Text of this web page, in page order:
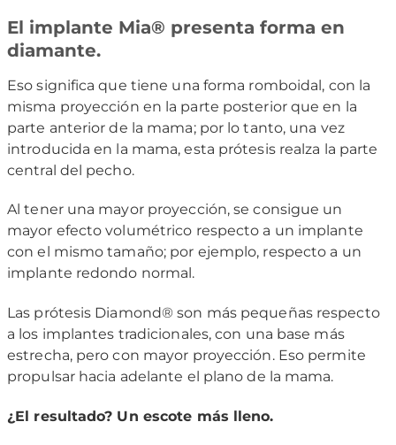
El implante Mia® presenta forma en
diamante.
Eso significa que tiene una forma romboidal, con la
misma proyección en la parte posterior que en la
parte anterior de la mama; por lo tanto, una vez
introducida en la mama, esta prótesis realza la parte
central del pecho.
Al tener una mayor proyección, se consigue un
mayor efecto volumétrico respecto a un implante
con el mismo tamaño; por ejemplo, respecto a un
implante redondo normal.
Las prótesis Diamond® son más pequeñas respecto
a los implantes tradicionales, con una base más
estrecha, pero con mayor proyección. Eso permite
propulsar hacia adelante el plano de la mama.
¿El resultado? Un escote más lleno.